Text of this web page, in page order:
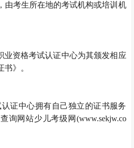
由考生所在地的考试机构或培训机
业资格考试认证中心为其颁发相应
》。
证中心拥有自己独立的证书服务
询网站少儿考级网(www.sekjw.co